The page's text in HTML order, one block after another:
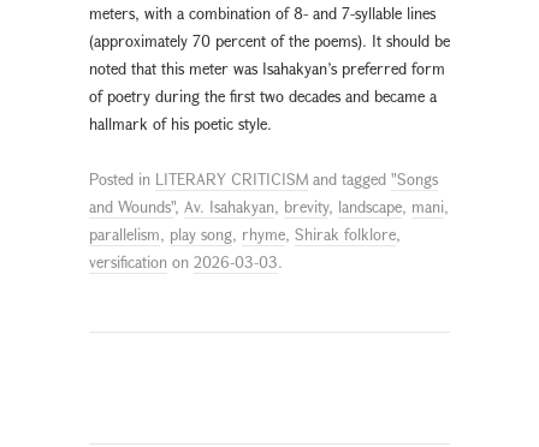
meters, with a combination of 8- and 7-syllable lines
(approximately 70 percent of the poems). It should be
noted that this meter was Isahakyan’s preferred form
of poetry during the first two decades and became a
hallmark of his poetic style.
Posted in LITERARY CRITICISM and tagged "Songs
and Wounds", Av. Isahakyan, brevity, landscape, mani,
parallelism, play song, rhyme, Shirak folklore,
versification on 2026-03-03.